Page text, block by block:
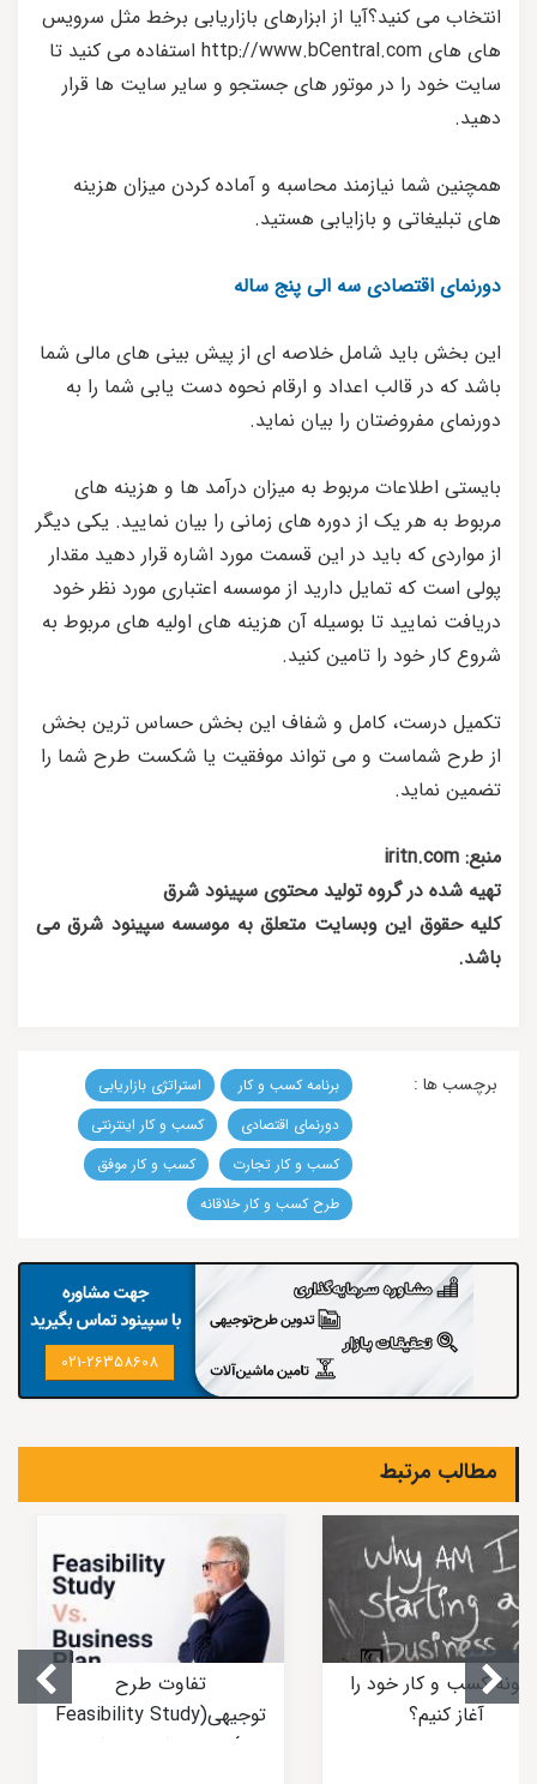
انتخاب می کنید؟آیا از ابزارهای بازاریابی برخط مثل سرویس
های های http://www.bCentral.com استفاده می کنید تا
سایت خود را در موتور های جستجو و سایر سایت ها قرار
دهید.
همچنین شما نیازمند محاسبه و آماده کردن میزان هزینه
های تبلیغاتی و بازایابی هستید.
دورنمای اقتصادی سه الی پنج ساله
این بخش باید شامل خلاصه ای از پیش بینی های مالی شما
باشد که در قالب اعداد و ارقام نحوه دست یابی شما را به
دورنمای مفروضتان را بیان نماید.
بایستی اطلاعات مربوط به میزان درآمد ها و هزینه های
مربوط به هر یک از دوره های زمانی را بیان نمایید. یکی دیگر
از مواردی که باید در این قسمت مورد اشاره قرار دهید مقدار
پولی است که تمایل دارید از موسسه اعتباری مورد نظر خود
دریافت نمایید تا بوسیله آن هزینه های اولیه های مربوط به
شروع کار خود را تامین کنید.
تکمیل درست، کامل و شفاف این بخش حساس ترین بخش
از طرح شماست و می تواند موفقیت یا شکست طرح شما را
تضمین نماید.
منبع: iritn.com
تهیه شده در گروه تولید محتوی سپینود شرق
کلیه حقوق این وبسایت متعلق به موسسه سپینود شرق می
باشد.
برچسب ها : برنامه کسب و کار
استراتژی بازاریابی
دورنمای اقتصادی
کسب و کار اینترنتی
کسب و کار تجارت
کسب و کار موفق
طرح کسب و کار خلاقانه
021-26358608
مطالب مرتبط
تفاوت طرح
توجیهی(Feasibility Study
) و طرح کسب و کار
کسب و کار خود را
آغاز کنیم؟